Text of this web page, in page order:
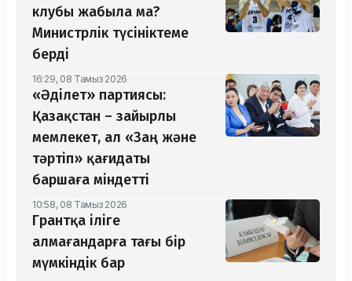
клубы жабыла ма?
Министрлік түсініктеме
берді
16:29, 08 Тамыз 2026
«Әділет» партиясы:
Қазақстан – зайырлы
мемлекет, ал «Заң және
тәртіп» қағидаты
баршаға міндетті
10:58, 08 Тамыз 2026
Грантқа іліге
алмағандарға тағы бір
мүмкіндік бар